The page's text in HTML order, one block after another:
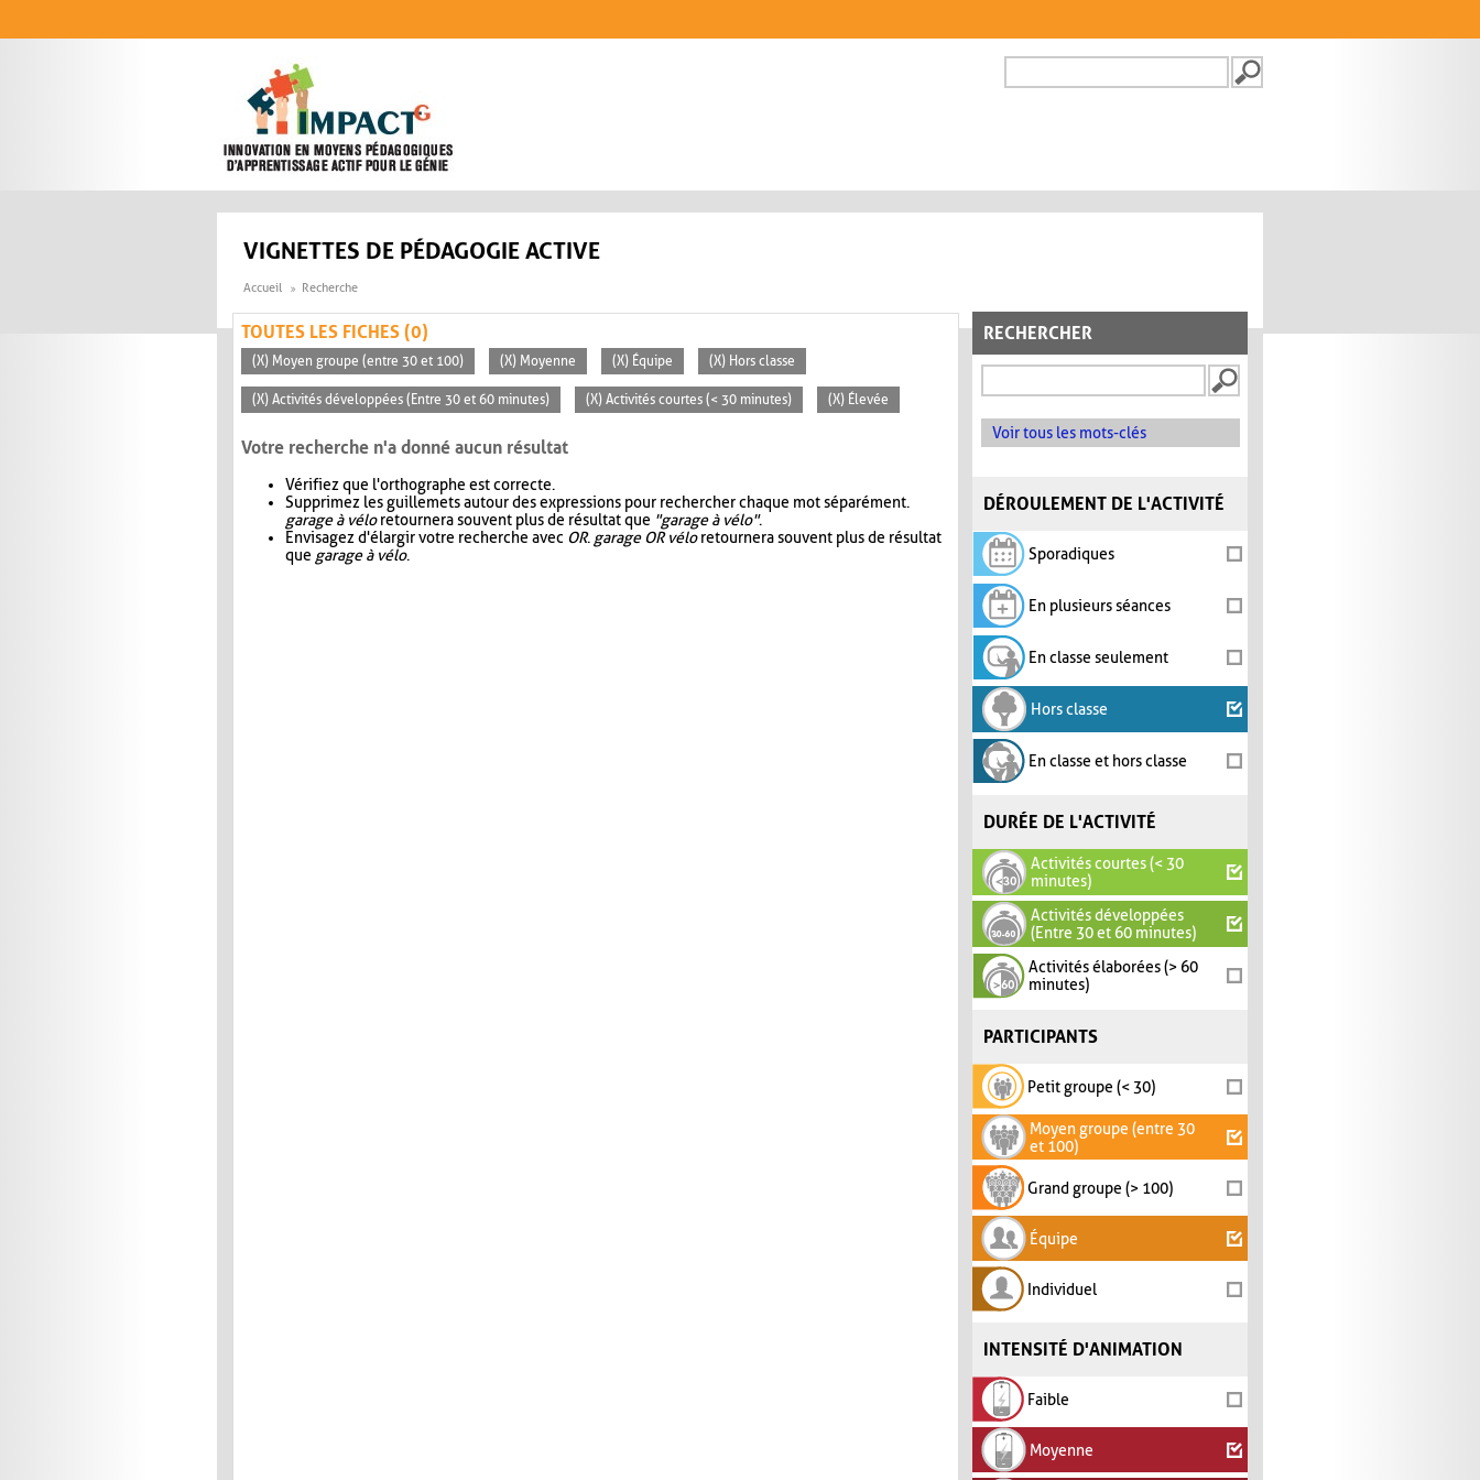
FORMULAIRE DE
VIGNETTES DE PÉDAGOGIE ACTIVE
Accueil Recherche
RECHERCHER
Voir tous les mots-clés
DÉROULEMENT DE L'ACTIVITÉ
Sporadiques
En plusieurs séances
En classe seulement
Hors classe
En classe et hors classe
DURÉE DE L'ACTIVITÉ
Activités courtes (< 30
minutes)
Activités développées
(Entre 30 et 60 minutes)
Activités élaborées (> 60
minutes)
PARTICIPANTS
Petit groupe (< 30)
Moyen groupe (entre 30
et 100)
Grand groupe (> 100)
Équipe
Individuel
INTENSITÉ D'ANIMATION
Faible
Moyenne
TOUTES LES FICHES (0)
(X) Moyen groupe (entre 30 et 100) (X) Moyenne (X) Équipe (X) Hors classe
(X) Activités développées (Entre 30 et 60 minutes) (X) Activités courtes (< 30 minutes) (X) Élevée
Votre recherche n'a donné aucun résultat
Vérifiez que l'orthographe est correcte.
Supprimez les guillemets autour des expressions pour rechercher chaque mot séparément.
garage à véloretournera souvent plus de résultat que "garage à vélo".
Envisagez d'élargir votre recherche avec OR. garage OR véloretournera souvent plus de résultat
que garage à vélo.